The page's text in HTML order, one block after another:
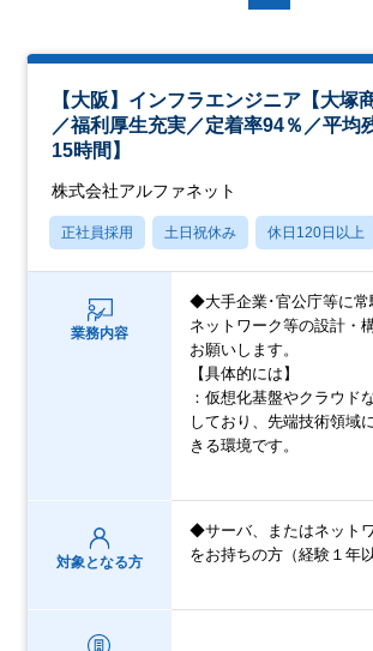
【大阪】インフラエンジニア【大塚
／福利厚生充実／定着率94％／平均
15時間】
株式会社アルファネット
正社員採用 土日祝休み 休日120日以上
業務内容
◆大手企業･官公庁等に常
ネットワーク等の設計・
お願いします。
【具体的には】
：仮想化基盤やクラウド
しており、先端技術領域
きる環境です。
対象となる方
◆サーバ、またはネット
をお持ちの方（経験１年以